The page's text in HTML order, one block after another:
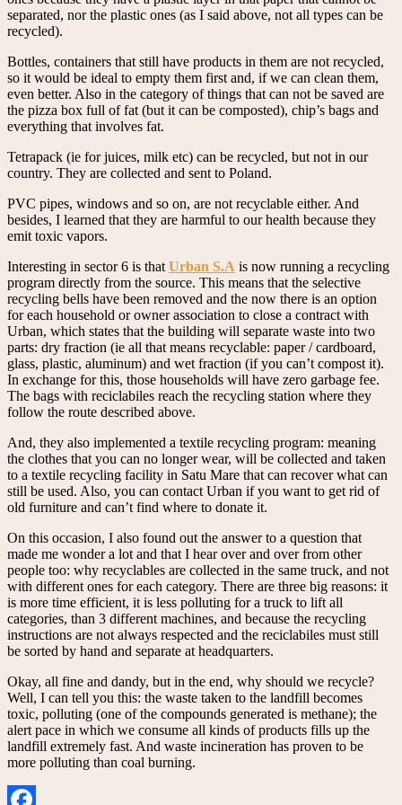
separated, nor the plastic ones (as I said above, not all types can be
recycled).
Bottles, containers that still have products in them are not recycled,
so it would be ideal to empty them first and, if we can clean them,
even better. Also in the category of things that can not be saved are
the pizza box full of fat (but it can be composted), chip’s bags and
everything that involves fat.
Tetrapack (ie for juices, milk etc) can be recycled, but not in our
country. They are collected and sent to Poland.
PVC pipes, windows and so on, are not recyclable either. And
besides, I learned that they are harmful to our health because they
emit toxic vapors.
Interesting in sector 6 is that Urban S.A is now running a recycling
program directly from the source. This means that the selective
recycling bells have been removed and the now there is an option
for each household or owner association to close a contract with
Urban, which states that the building will separate waste into two
parts: dry fraction (ie all that means recyclable: paper / cardboard,
glass, plastic, aluminum) and wet fraction (if you can’t compost it).
In exchange for this, those households will have zero garbage fee.
The bags with reciclabiles reach the recycling station where they
follow the route described above.
And, they also implemented a textile recycling program: meaning
the clothes that you can no longer wear, will be collected and taken
to a textile recycling facility in Satu Mare that can recover what can
still be used. Also, you can contact Urban if you want to get rid of
old furniture and can’t find where to donate it.
On this occasion, I also found out the answer to a question that
made me wonder a lot and that I hear over and over from other
people too: why recyclables are collected in the same truck, and not
with different ones for each category. There are three big reasons: it
is more time efficient, it is less polluting for a truck to lift all
categories, than 3 different machines, and because the recycling
instructions are not always respected and the reciclabiles must still
be sorted by hand and separate at headquarters.
Okay, all fine and dandy, but in the end, why should we recycle?
Well, I can tell you this: the waste taken to the landfill becomes
toxic, polluting (one of the compounds generated is methane); the
alert pace in which we consume all kinds of products fills up the
landfill extremely fast. And waste incineration has proven to be
more polluting than coal burning.